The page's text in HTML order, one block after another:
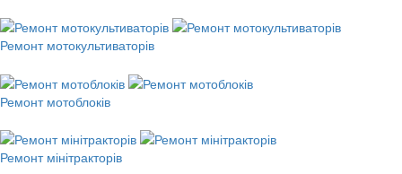
Ремонт мотокультиваторів
Ремонт мотоблоків
Ремонт мінітракторів